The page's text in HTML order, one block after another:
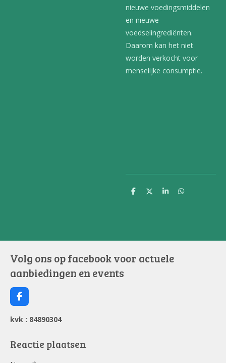
nieuwe voedingsmiddelen
en nieuwe
voedselingrediënten.
Daarom kan het niet
worden verkocht voor
menselijke consumptie.
D
D
S
D
Volg ons op facebook voor actuele
aanbiedingen en events
F
a
c
e
o
kvk : 84890304
Reactie plaatsen